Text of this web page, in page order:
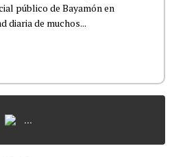
público de Bayamón en
diaria de muchos...
...